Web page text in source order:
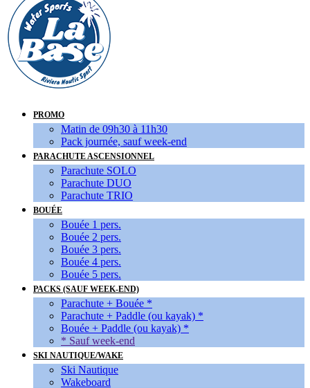
PROMO
Matin de 09h30 à 11h30
Pack journée, sauf week-end
PARACHUTE ASCENSIONNEL
Parachute SOLO
Parachute DUO
Parachute TRIO
BOUÉE
Bouée 1 pers.
Bouée 2 pers.
Bouée 3 pers.
Bouée 4 pers.
Bouée 5 pers.
PACKS (SAUF WEEK-END)
Parachute + Bouée *
Parachute + Paddle (ou kayak) *
Bouée + Paddle (ou kayak) *
* Sauf week-end
SKI NAUTIQUE/WAKE
Ski Nautique
Wakeboard